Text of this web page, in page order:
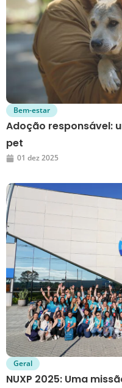
Bem-estar
Adoção responsável:
pet
01 dez 2025
Geral
NUXP 2025: Uma